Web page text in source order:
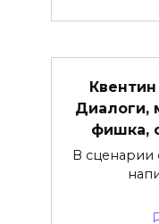
Диалоги,
фишка,
В сценарии